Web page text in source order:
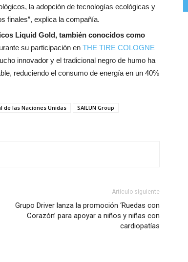
la adopción de tecnologías ecológicas y
finales”, explica la compañía.
Liquid Gold, también conocidos como
su participación en THE TIRE COLOGNE
innovador y el tradicional negro de humo ha
reduciendo el consumo de energía en un 40%
de las Naciones Unidas
SAILUN Group
Artículo siguiente
Grupo Driver lanza la promoción ‘Ruedas con
Corazón’ para apoyar a niños y niñas con
cardiopatías